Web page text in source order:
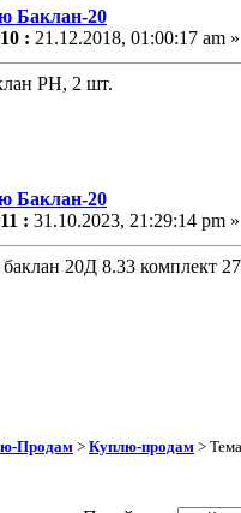
Баклан-20
: 21.12.2018, 01:00:17 am »
РН, 2 шт.
Баклан-20
: 31.10.2023, 21:29:14 pm »
20Д 8.33 комплект
Продам> Куплю-продам >